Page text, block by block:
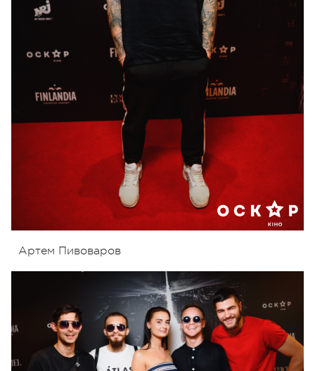
Артем Пивоваров